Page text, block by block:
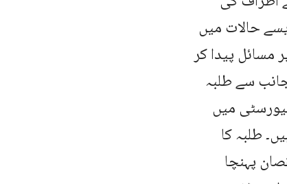
حالات میں
پیدا کر
کی جانب سے طلبہ
میں
طلبہ کا
پہنچا